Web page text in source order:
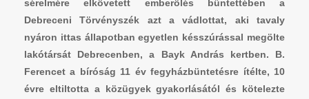
sérelmére elkövetett emberölés bűntettében a
Debreceni Törvényszék azt a vádlottat, aki tavaly
nyáron ittas állapotban egyetlen késszúrással megölte
lakótársát Debrecenben, a Bayk András kertben. B.
Ferencet a bíróság 11 év fegyházbüntetésre ítélte, 10
évre eltiltotta a közügyek gyakorlásától és kötelezte